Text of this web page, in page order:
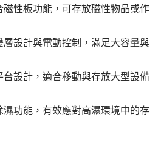
性板功能，可存放磁性物品或作
設計與電動控制，滿足大容量與
設計，適合移動與存放大型設備
功能，有效應對高濕環境中的存